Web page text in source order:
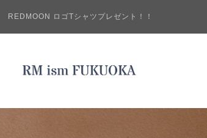
REDMOON ロゴTシャツプレゼント！！